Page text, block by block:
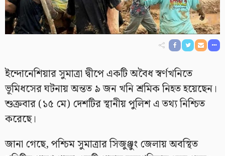
ইন্দোনেশিয়ার সুমাত্রা দ্বীপে একটি অবৈধ স্বর্ণখনিতে
ভূমিধসের ঘটনায় অন্তত ৯ জন খনি শ্রমিক নিহত হয়েছেন।
শুক্রবার (১৫ মে) দেশটির স্থানীয় পুলিশ এ তথ্য নিশ্চিত
করেছে।
জানা গেছে, পশ্চিম সুমাত্রার সিজুঞ্জুং জেলায় অবস্থিত